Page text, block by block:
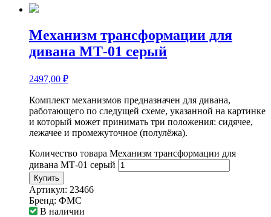
Механизм трансформации для
дивана МТ-01 серый
2497,00 ₽
Комплект механизмов предназначен для дивана,
работающего по следущей схеме, указанной на картинке
и который может принимать три положения: сидячее,
лежачее и промежуточное (полулёжа).
Количество товара Механизм трансформации для
дивана МТ-01 серый
Купить
Артикул: 23466
Бренд: ФМС
В наличии